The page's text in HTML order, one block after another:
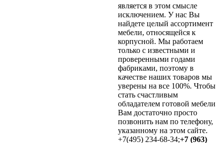
является в этом смысле
исключением. У нас Вы
найдете целый ассортимент
мебели, относящейся к
корпусной. Мы работаем
только с известными и
проверенными годами
фабриками, поэтому в
качестве наших товаров мы
уверены на все 100%. Чтобы
стать счастливым
обладателем готовой мебели
Вам достаточно просто
позвонить нам по телефону,
указанному на этом сайте.
+7(495) 234-68-34;+7 (963)